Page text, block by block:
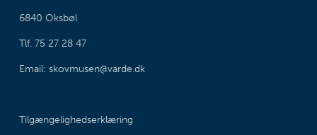
6840 Oksbøl
Tlf. 75 27 28 47
Email: skovmusen@varde.dk
Tilgængelighedserklæring